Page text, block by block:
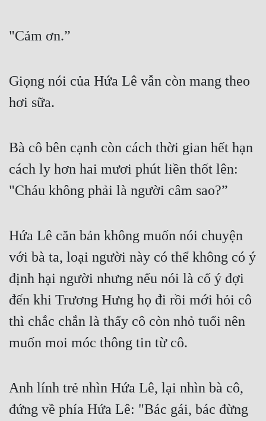
Khoa Huyễn
Kinh Dị
Kiếm Hiệp
Kỳ Huyễn
Linh Dị
Làm Giàu
Lịch Sử
Ngôn Tình
Ngược
"Cảm ơn.”
Giọng nói của Hứa Lê vẫn còn mang theo
hơi sữa.
Bà cô bên cạnh còn cách thời gian hết hạn
cách ly hơn hai mươi phút liền thốt lên:
"Cháu không phải là người câm sao?”
Hứa Lê căn bản không muốn nói chuyện
với bà ta, loại người này có thể không có ý
định hại người nhưng nếu nói là cố ý đợi
đến khi Trương Hưng họ đi rồi mới hỏi cô
thì chắc chắn là thấy cô còn nhỏ tuổi nên
muốn moi móc thông tin từ cô.
Anh lính trẻ nhìn Hứa Lê, lại nhìn bà cô,
đứng về phía Hứa Lê: "Bác gái, bác đừng